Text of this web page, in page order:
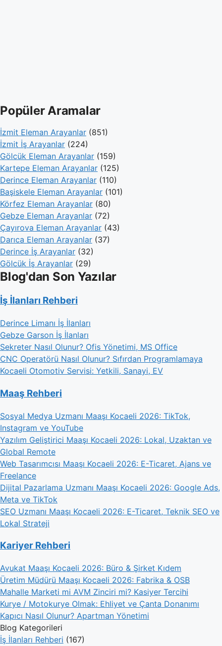
Popüler Aramalar
İzmit Eleman Arayanlar (851)
İzmit İş Arayanlar (224)
Gölcük Eleman Arayanlar (159)
Kartepe Eleman Arayanlar (125)
Derince Eleman Arayanlar (110)
Başiskele Eleman Arayanlar (101)
Körfez Eleman Arayanlar (80)
Gebze Eleman Arayanlar (72)
Çayırova Eleman Arayanlar (43)
Darıca Eleman Arayanlar (37)
Derince İş Arayanlar (32)
Gölcük İş Arayanlar (29)
Blog'dan Son Yazılar
İş İlanları Rehberi
Derince Limanı İş İlanları
Gebze Garson İş İlanları
Sekreter Nasıl Olunur? Ofis Yönetimi, MS Office
CNC Operatörü Nasıl Olunur? Sıfırdan Programlamaya
Kocaeli Otomotiv Servisi: Yetkili, Sanayi, EV
Maaş Rehberi
Sosyal Medya Uzmanı Maaşı Kocaeli 2026: TikTok,
Instagram ve YouTube
Yazılım Geliştirici Maaşı Kocaeli 2026: Lokal, Uzaktan ve
Global Remote
Web Tasarımcısı Maaşı Kocaeli 2026: E-Ticaret, Ajans ve
Freelance
Dijital Pazarlama Uzmanı Maaşı Kocaeli 2026: Google Ads,
Meta ve TikTok
SEO Uzmanı Maaşı Kocaeli 2026: E-Ticaret, Teknik SEO ve
Lokal Strateji
Kariyer Rehberi
Avukat Maaşı Kocaeli 2026: Büro & Şirket Kıdem
Üretim Müdürü Maaşı Kocaeli 2026: Fabrika & OSB
Mahalle Marketi mi AVM Zinciri mi? Kasiyer Tercihi
Kurye / Motokurye Olmak: Ehliyet ve Çanta Donanımı
Kapıcı Nasıl Olunur? Apartman Yönetimi
Blog Kategorileri
İş İlanları Rehberi (167)